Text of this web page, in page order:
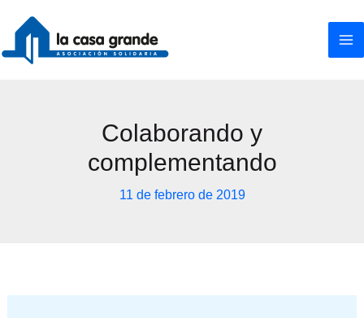
contenido
Colaborando y
complementando
11 de febrero de 2019